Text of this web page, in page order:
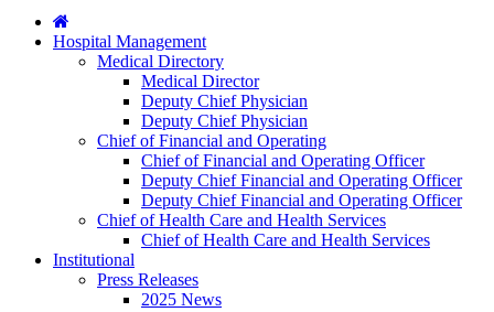
Hospital Management
Medical Directory
Medical Director
Deputy Chief Physician
Deputy Chief Physician
Chief of Financial and Operating
Chief of Financial and Operating Officer
Deputy Chief Financial and Operating Officer
Deputy Chief Financial and Operating Officer
Chief of Health Care and Health Services
Chief of Health Care and Health Services
Institutional
Press Releases
2025 News